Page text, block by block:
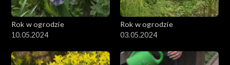
Rok w ogrodzie
10.05.2024
Rok w ogrodzie
03.05.2024